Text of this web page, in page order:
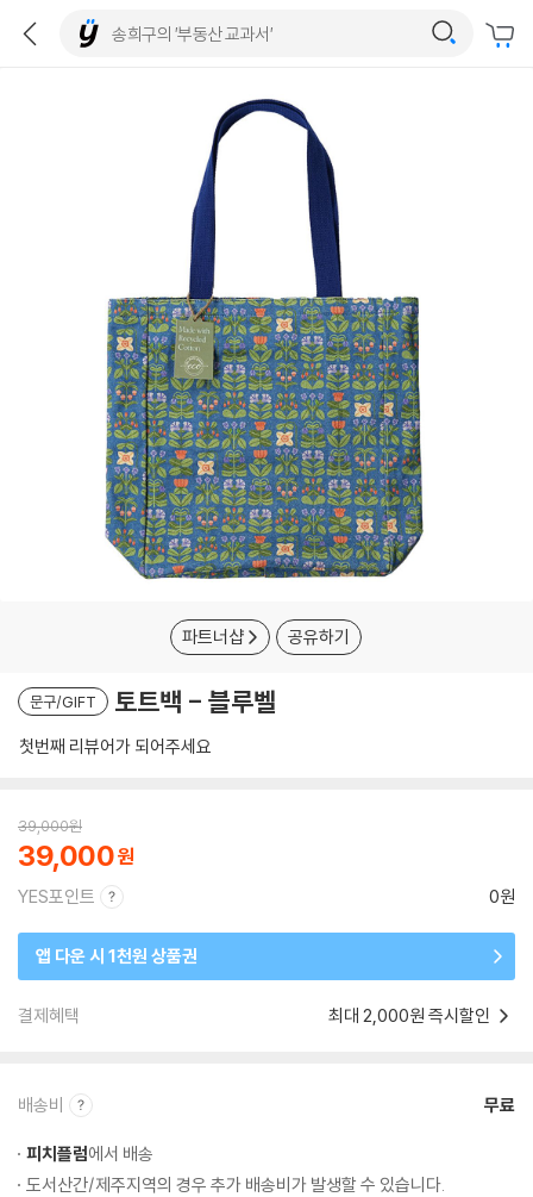
파트너샵 공유하기
문구/GIFT 토트백 - 블루벨
첫번째 리뷰어가 되어주세요
39,000원
39,000
YES포인트 0원
앱 다운 시 1천원 상품권
결제혜택 최대 2,000원 즉시할인
배송비 무료
피치플럼에서 배송
도서산간/제주지역의 경우 추가 배송비가 발생할 수 있습니다.